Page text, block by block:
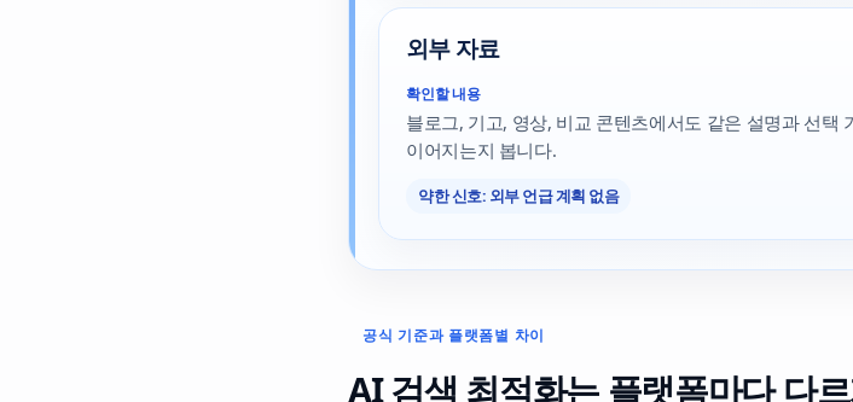
외부 자료
확인할 내용
블로그, 기고, 영상, 비교 콘텐츠에서도 같은 설명과 선택
이어지는지 봅니다.
약한 신호: 외부 언급 계획 없음
공식 기준과 플랫폼별 차이
AI 검색 최적화는 플랫폼마다 다